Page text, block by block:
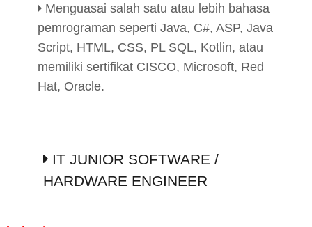
Menguasai salah satu atau lebih bahasa
pemrograman seperti Java, C#, ASP, Java
Script, HTML, CSS, PL SQL, Kotlin, atau
memiliki sertifikat CISCO, Microsoft, Red
Hat, Oracle.
IT JUNIOR SOFTWARE /
HARDWARE ENGINEER